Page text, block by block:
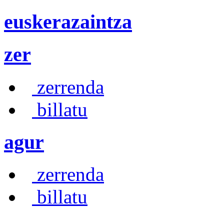
euskerazaintza
zer
zerrenda
billatu
agur
zerrenda
billatu